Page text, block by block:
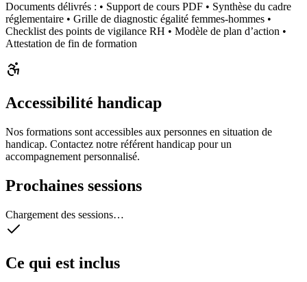
Documents délivrés : • Support de cours PDF • Synthèse du cadre
réglementaire • Grille de diagnostic égalité femmes-hommes •
Checklist des points de vigilance RH • Modèle de plan d’action •
Attestation de fin de formation
Accessibilité handicap
Nos formations sont accessibles aux personnes en situation de
handicap. Contactez notre référent handicap pour un
accompagnement personnalisé.
Prochaines sessions
Chargement des sessions…
Ce qui est inclus